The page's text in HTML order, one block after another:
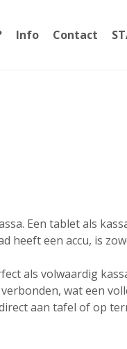
Info Contact
Een tablet als
heeft een accu, is
als volwaardig
wat een
aan tafel of op